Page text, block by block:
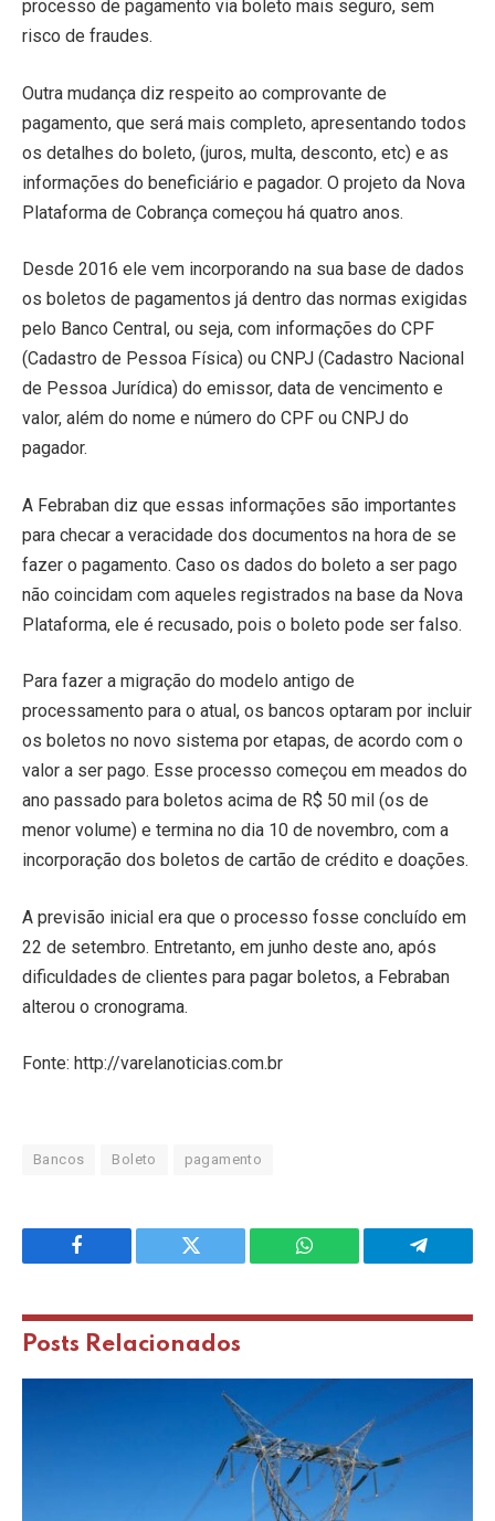
processo de pagamento via boleto mais seguro, sem
risco de fraudes.
Outra mudança diz respeito ao comprovante de
pagamento, que será mais completo, apresentando todos
os detalhes do boleto, (juros, multa, desconto, etc) e as
informações do beneficiário e pagador. O projeto da Nova
Plataforma de Cobrança começou há quatro anos.
Desde 2016 ele vem incorporando na sua base de dados
os boletos de pagamentos já dentro das normas exigidas
pelo Banco Central, ou seja, com informações do CPF
(Cadastro de Pessoa Física) ou CNPJ (Cadastro Nacional
de Pessoa Jurídica) do emissor, data de vencimento e
valor, além do nome e número do CPF ou CNPJ do
pagador.
A Febraban diz que essas informações são importantes
para checar a veracidade dos documentos na hora de se
fazer o pagamento. Caso os dados do boleto a ser pago
não coincidam com aqueles registrados na base da Nova
Plataforma, ele é recusado, pois o boleto pode ser falso.
Para fazer a migração do modelo antigo de
processamento para o atual, os bancos optaram por incluir
os boletos no novo sistema por etapas, de acordo com o
valor a ser pago. Esse processo começou em meados do
ano passado para boletos acima de R$ 50 mil (os de
menor volume) e termina no dia 10 de novembro, com a
incorporação dos boletos de cartão de crédito e doações.
A previsão inicial era que o processo fosse concluído em
22 de setembro. Entretanto, em junho deste ano, após
dificuldades de clientes para pagar boletos, a Febraban
alterou o cronograma.
Fonte: http://varelanoticias.com.br
Bancos Boleto pagamento
Facebook Twitter WhatsApp Telegram
Posts Relacionados